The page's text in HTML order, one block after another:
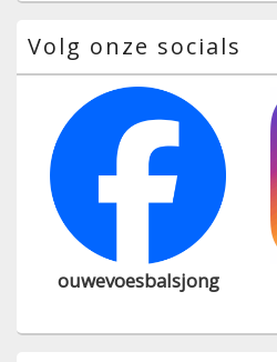
Volg onze socials
ouwevoesbalsjong